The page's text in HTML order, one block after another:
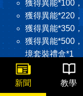
獲得異能*100
獲得異能*220
獲得異能*350
獲得異能*500
境套裝禮盒*1
溫馨提醒：
此為機會中
新聞 教學